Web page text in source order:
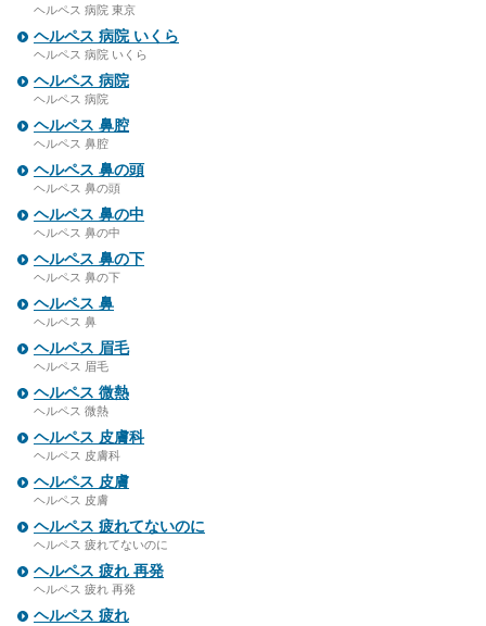
ヘルペス 病院 東京
ヘルペス 病院 いくら
ヘルペス 病院 いくら
ヘルペス 病院
ヘルペス 病院
ヘルペス 鼻腔
ヘルペス 鼻腔
ヘルペス 鼻の頭
ヘルペス 鼻の頭
ヘルペス 鼻の中
ヘルペス 鼻の中
ヘルペス 鼻の下
ヘルペス 鼻の下
ヘルペス 鼻
ヘルペス 鼻
ヘルペス 眉毛
ヘルペス 眉毛
ヘルペス 微熱
ヘルペス 微熱
ヘルペス 皮膚科
ヘルペス 皮膚科
ヘルペス 皮膚
ヘルペス 皮膚
ヘルペス 疲れてないのに
ヘルペス 疲れてないのに
ヘルペス 疲れ 再発
ヘルペス 疲れ 再発
ヘルペス 疲れ